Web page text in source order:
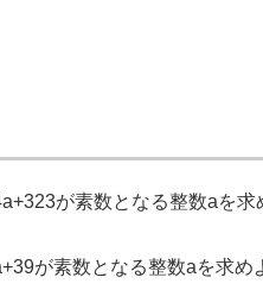
が素数となる整数aを求
が素数となる整数aを求め